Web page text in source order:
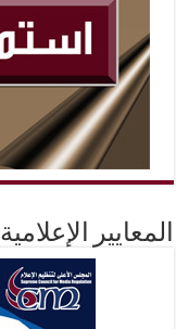
المعايير الإعلامية